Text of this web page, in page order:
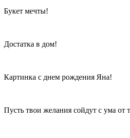
Букет мечты!
Достатка в дом!
Картинка с днем рождения Яна!
Пусть твои желания сойдут с ума от